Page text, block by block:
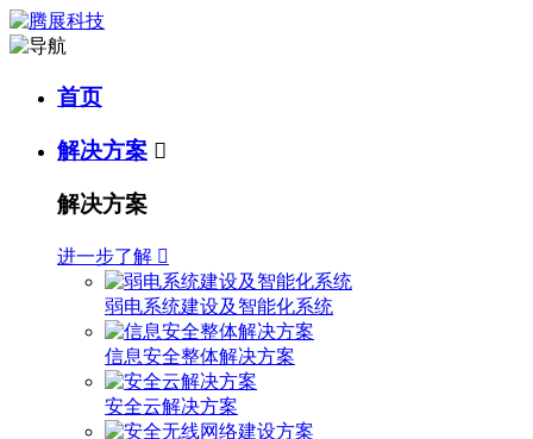
首页
解决方案 
解决方案
进一步了解 
弱电系统建设及智能化系统
信息安全整体解决方案
安全云解决方案